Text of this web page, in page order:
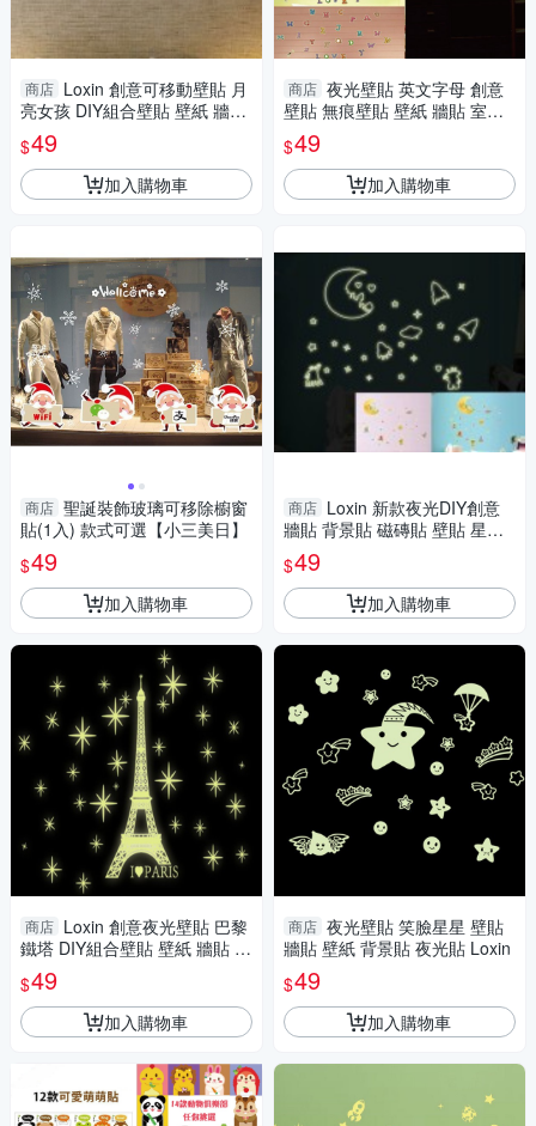
商店 Loxin 創意可移動壁貼 月
亮女孩 DIY組合壁貼 壁紙 牆貼
背景貼
$49
加入購物車
商店 聖誕裝飾玻璃可移除櫥窗
貼(1入) 款式可選【小三美日】
$49
加入購物車
商店 Loxin 創意夜光壁貼 巴黎
鐵塔 DIY組合壁貼 壁紙 牆貼 背
景貼 夜光貼
$49
加入購物車
商店 夜光壁貼 英文字母 創意
壁貼 無痕壁貼 壁紙 牆貼 室內
設計 裝潢 Loxin
$49
加入購物車
商店 Loxin 新款夜光DIY創意
牆貼 背景貼 磁磚貼 壁貼 星際
太空
$49
加入購物車
商店 夜光壁貼 笑臉星星 壁貼
牆貼 壁紙 背景貼 夜光貼 Loxin
$49
加入購物車